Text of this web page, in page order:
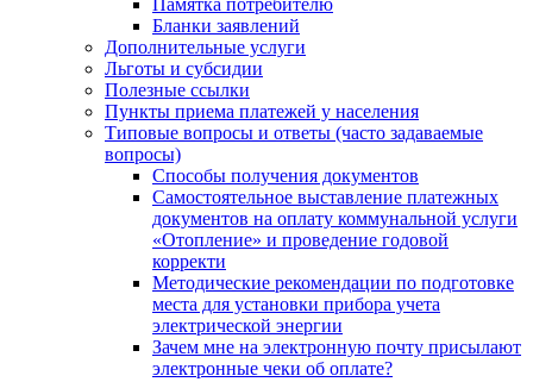
Памятка потребителю
Бланки заявлений
Дополнительные услуги
Льготы и субсидии
Полезные ссылки
Пункты приема платежей у населения
Типовые вопросы и ответы (часто задаваемые
вопросы)
Способы получения документов
Самостоятельное выставление платежных
документов на оплату коммунальной услуги
«Отопление» и проведение годовой
корректи
Методические рекомендации по подготовке
места для установки прибора учета
электрической энергии
Зачем мне на электронную почту присылают
электронные чеки об оплате?